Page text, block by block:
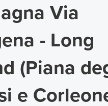
Via
- Long
(Piana
e